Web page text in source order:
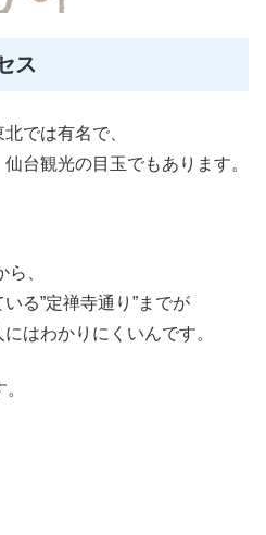
ス
では有名で、
台観光の目玉でもあります。
、
る”定禅寺通り”までが
はわかりにくいんです。